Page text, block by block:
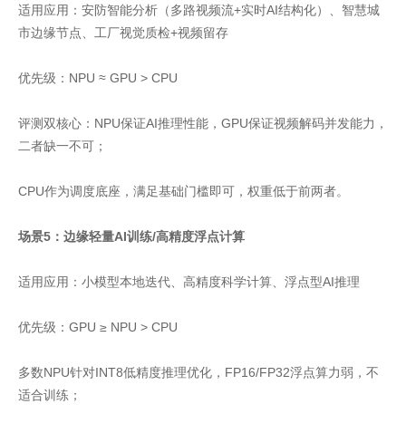
适用应用：安防智能分析（多路视频流+实时AI结构化）、智慧城
市边缘节点、工厂视觉质检+视频留存
优先级：NPU ≈ GPU > CPU
评测双核心：NPU保证AI推理性能，GPU保证视频解码并发能力，
二者缺一不可；
CPU作为调度底座，满足基础门槛即可，权重低于前两者。
场景5：边缘轻量AI训练/高精度浮点计算
适用应用：小模型本地迭代、高精度科学计算、浮点型AI推理
优先级：GPU ≥ NPU > CPU
多数NPU针对INT8低精度推理优化，FP16/FP32浮点算力弱，不
适合训练；